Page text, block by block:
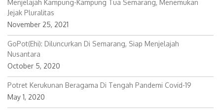
Menjelajah Kampung-Kampung Tua Semarang, Menemukan
Jejak Pluralitas
GoPot(ehi): Diluncurkan Di Semarang, Siap Menjelajah
Potret Kerukunan Beragama Di Tengah Pandemi Covid-19
May 1, 2020